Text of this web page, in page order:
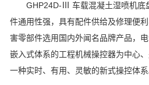
GHP24D-Ⅲ 车载混凝土湿喷机底
件通用性强，具有配件供给及修理便
害零部件选用国内外闻名品牌产品，
嵌入式体系的工程机械操控器为中心
一种实时、有用、灵敏的新式操控体系